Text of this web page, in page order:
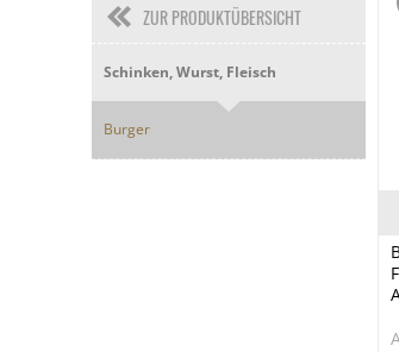
ZUR PRODUKTÜBERSICHT
Schinken, Wurst, Fleisch
Burger